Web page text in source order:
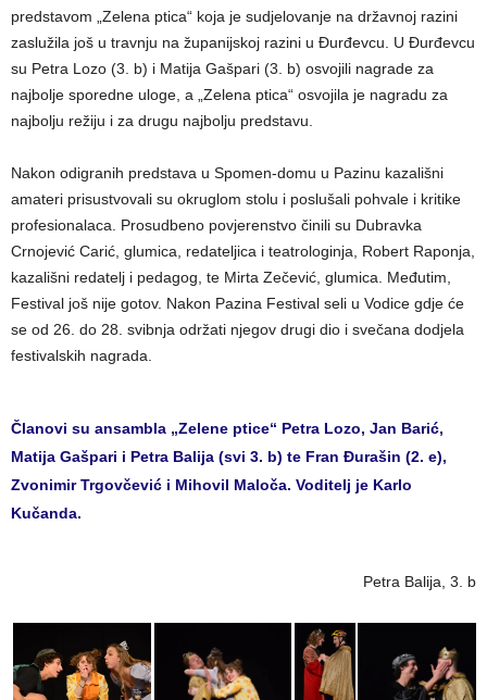
predstavom „Zelena ptica“ koja je sudjelovanje na državnoj razini
zaslužila još u travnju na županijskoj razini u Đurđevcu. U Đurđevcu
su Petra Lozo (3. b) i Matija Gašpari (3. b) osvojili nagrade za
najbolje sporedne uloge, a „Zelena ptica“ osvojila je nagradu za
najbolju režiju i za drugu najbolju predstavu.
Nakon odigranih predstava u Spomen-domu u Pazinu kazališni
amateri prisustvovali su okruglom stolu i poslušali pohvale i kritike
profesionalaca. Prosudbeno povjerenstvo činili su Dubravka
Crnojević Carić, glumica, redateljica i teatrologinja, Robert Raponja,
kazališni redatelj i pedagog, te Mirta Zečević, glumica. Međutim,
Festival još nije gotov. Nakon Pazina Festival seli u Vodice gdje će
se od 26. do 28. svibnja održati njegov drugi dio i svečana dodjela
festivalskih nagrada.
Članovi su ansambla „Zelene ptice“ Petra Lozo, Jan Barić,
Matija Gašpari i Petra Balija (svi 3. b) te Fran Đurašin (2. e),
Zvonimir Trgovčević i Mihovil Maloča. Voditelj je Karlo
Kučanda.
Petra Balija, 3. b